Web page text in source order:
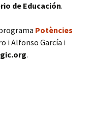
de Educación.
Potències
i Alfonso García i
.